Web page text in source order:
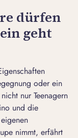
dürfen
geht
oder ein
nur Teenagern
und die
nimmt, erfährt